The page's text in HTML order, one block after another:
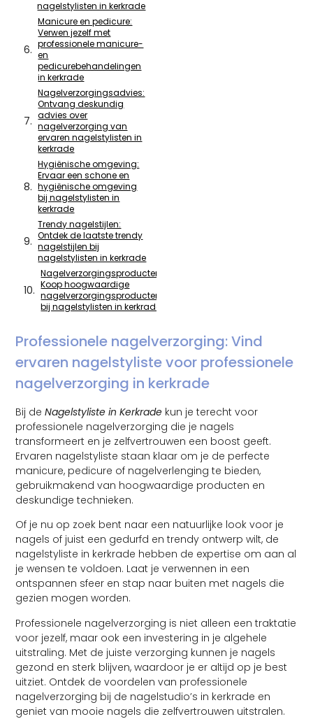
nagelstylisten in kerkrade
Manicure en pedicure:
Verwen jezelf met
professionele manicure-
en
pedicurebehandelingen
in kerkrade
Nagelverzorgingsadvies:
Ontvang deskundig
advies over
nagelverzorging van
ervaren nagelstylisten in
kerkrade
Hygiënische omgeving:
Ervaar een schone en
hygiënische omgeving
bij nagelstylisten in
kerkrade
Trendy nagelstijlen:
Ontdek de laatste trendy
nagelstijlen bij
nagelstylisten in kerkrade
Nagelverzorgingsproducten:
Koop hoogwaardige
nagelverzorgingsproducten
bij nagelstylisten in kerkrade
Professionele nagelverzorging: Vind
ervaren nagelstyliste voor professionele
nagelverzorging in kerkrade
Bij deNagelstyliste in Kerkrade kun je terecht voor
professionele nagelverzorging die je nagels
transformeert en je zelfvertrouwen een boost geeft.
Ervaren nagelstyliste staan klaar om je de perfecte
manicure, pedicure of nagelverlenging te bieden,
gebruikmakend van hoogwaardige producten en
deskundige technieken.
Of je nu op zoek bent naar een natuurlijke look voor je
nagels of juist een gedurfd en trendy ontwerp wilt, de
nagelstyliste in kerkrade hebben de expertise om aan al
je wensen te voldoen. Laat je verwennen in een
ontspannen sfeer en stap naar buiten met nagels die
gezien mogen worden.
Professionele nagelverzorging is niet alleen een traktatie
voor jezelf, maar ook een investering in je algehele
uitstraling. Met de juiste verzorging kunnen je nagels
gezond en sterk blijven, waardoor je er altijd op je best
uitziet. Ontdek de voordelen van professionele
nagelverzorging bij de nagelstudio’s in kerkrade en
geniet van mooie nagels die zelfvertrouwen uitstralen.